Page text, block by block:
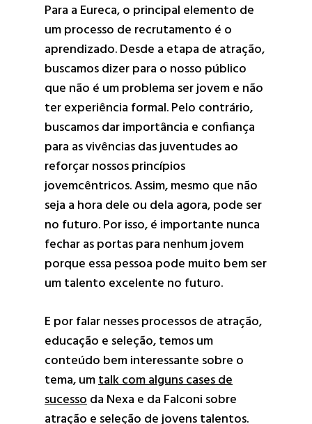
Para a Eureca, o principal elemento de
um processo de recrutamento é o
aprendizado. Desde a etapa de atração,
buscamos dizer para o nosso público
que não é um problema ser jovem e não
ter experiência formal. Pelo contrário,
buscamos dar importância e confiança
para as vivências das juventudes ao
reforçar nossos princípios
jovemcêntricos. Assim, mesmo que não
seja a hora dele ou dela agora, pode ser
no futuro. Por isso, é importante nunca
fechar as portas para nenhum jovem
porque essa pessoa pode muito bem ser
um talento excelente no futuro.
E por falar nesses processos de atração,
educação e seleção, temos um
conteúdo bem interessante sobre o
tema, umtalk com alguns cases de
sucessoda Nexa e da Falconi sobre
atração e seleção de jovens talentos.